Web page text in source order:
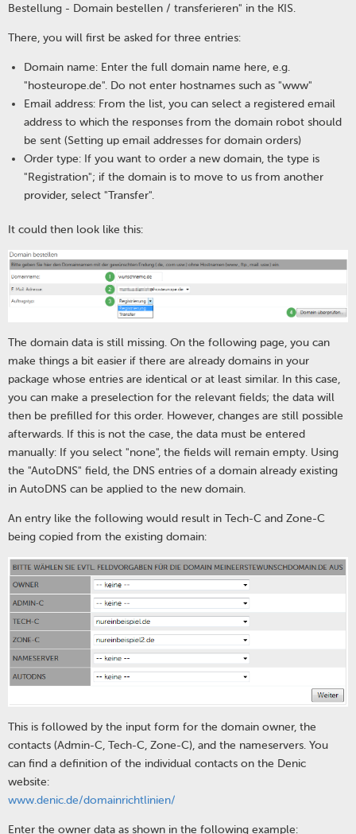
Bestellung - Domain bestellen / transferieren" in the KIS.
There, you will first be asked for three entries:
Domain name: Enter the full domain name here, e.g.
"hosteurope.de". Do not enter hostnames such as "www"
Email address: From the list, you can select a registered email
address to which the responses from the domain robot should
be sent (Setting up email addresses for domain orders)
Order type: If you want to order a new domain, the type is
"Registration"; if the domain is to move to us from another
provider, select "Transfer".
It could then look like this:
The domain data is still missing. On the following page, you can
make things a bit easier if there are already domains in your
package whose entries are identical or at least similar. In this case,
you can make a preselection for the relevant fields; the data will
then be prefilled for this order. However, changes are still possible
afterwards. If this is not the case, the data must be entered
manually: If you select "none", the fields will remain empty. Using
the "AutoDNS" field, the DNS entries of a domain already existing
in AutoDNS can be applied to the new domain.
An entry like the following would result in Tech-C and Zone-C
being copied from the existing domain:
This is followed by the input form for the domain owner, the
contacts (Admin-C, Tech-C, Zone-C), and the nameservers. You
can find a definition of the individual contacts on the Denic
website:
www.denic.de/domainrichtlinien/
Enter the owner data as shown in the following example: